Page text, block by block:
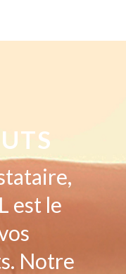
est le
Notre